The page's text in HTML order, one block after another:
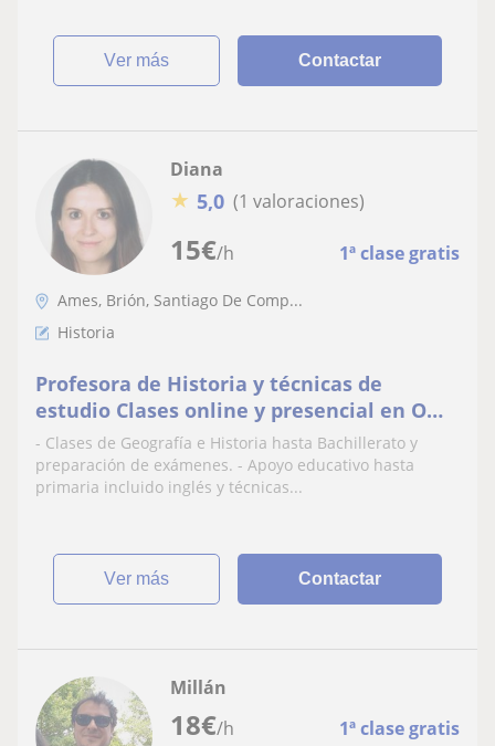
ver más Contactar
15€/h 1ª clase gratis
Diana
★ 5,0 (1 valoraciones)
Ames, Brión, Santiago De Comp...
Historia
Profesora de Historia y técnicas de
estudio Clases online y presencial en O
Milladoiro. Traslado a Santiago de
Compostela.
- Clases de Geografía e Historia hasta Bachillerato y
preparación de exámenes. - Apoyo educativo hasta
primaria incluido inglés y técnicas...
ver más Contactar
18€/h 1ª clase gratis
Millán